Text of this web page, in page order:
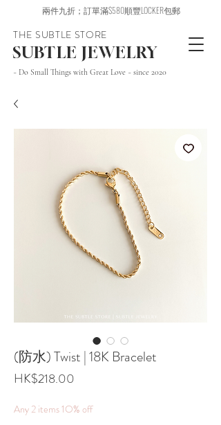
THE SUBTLE STORE
~ Do Small Things with Great Love ~ since 2020
兩件九折；訂單滿$580順豐LOCKER包郵
SUBTLE JEWELRY
(防水) Twist | 18K Bracelet
HK$218.00
Any 2 items 1O% off